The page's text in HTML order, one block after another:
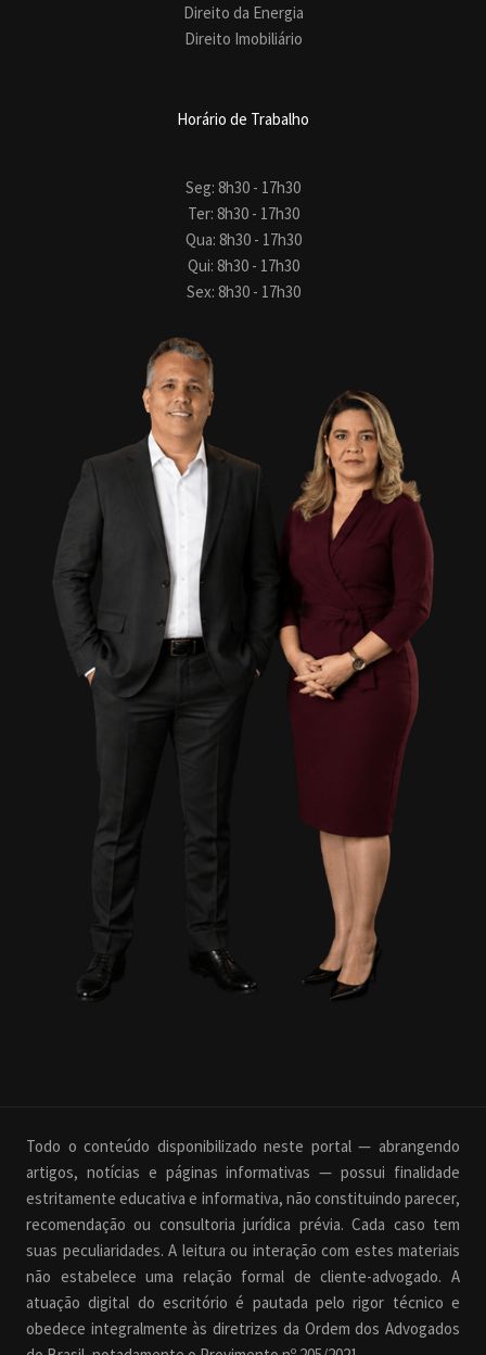
Direito da Energia
Direito Imobiliário
Horário de Trabalho
Seg: 8h30 - 17h30
Ter: 8h30 - 17h30
Qua: 8h30 - 17h30
Qui: 8h30 - 17h30
Sex: 8h30 - 17h30
Todo o conteúdo disponibilizado neste portal — abrangendo
artigos, notícias e páginas informativas — possui finalidade
estritamente educativa e informativa, não constituindo parecer,
recomendação ou consultoria jurídica prévia. Cada caso tem
suas peculiaridades. A leitura ou interação com estes materiais
não estabelece uma relação formal de cliente-advogado. A
atuação digital do escritório é pautada pelo rigor técnico e
obedece integralmente às diretrizes da Ordem dos Advogados